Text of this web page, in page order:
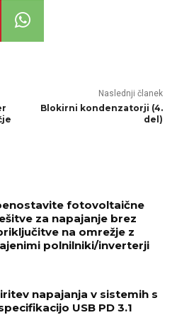
Naslednji članek
Blokirni kondenzatorji (4.
del)
fotovoltaične
za napajanje brez
na omrežje z
polnilniki/inverterji
napajanja v sistemih s
USB PD 3.1